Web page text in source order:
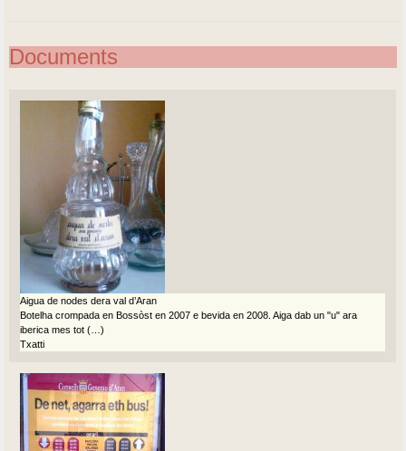
Documents
Aigua de nodes dera val d’Aran
Botelha crompada en Bossòst en 2007 e bevida en 2008. Aiga dab un "u" ara
iberica mes tot (…)
Txatti